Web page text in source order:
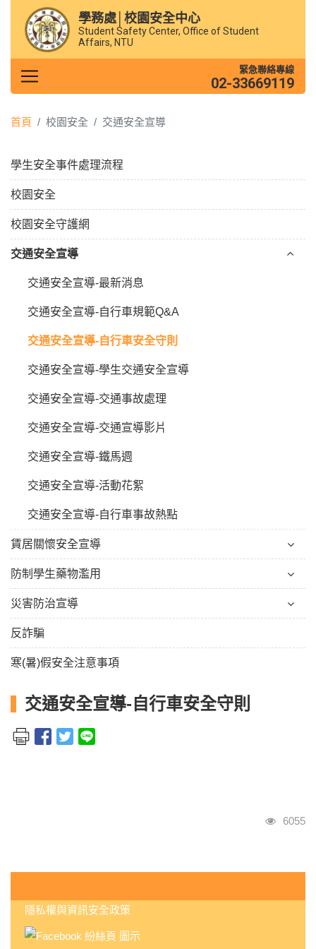
學務處│校園安全中心
Student Safety Center, Office of Student
Affairs, NTU
緊急聯絡專線
02-33669119
首頁 校園安全 交通安全宣導
學生安全事件處理流程
校園安全
校園安全守護網
交通安全宣導
交通安全宣導-最新消息
交通安全宣導-自行車規範Q&A
交通安全宣導-自行車安全守則
交通安全宣導-學生交通安全宣導
交通安全宣導-交通事故處理
交通安全宣導-交通宣導影片
交通安全宣導-鐵馬週
交通安全宣導-活動花絮
交通安全宣導-自行車事故熱點
賃居關懷安全宣導
防制學生藥物濫用
災害防治宣導
反詐騙
寒(暑)假安全注意事項
交通安全宣導-自行車安全守則
瀏覽人
6055
:::
隱私權與資訊安全政策